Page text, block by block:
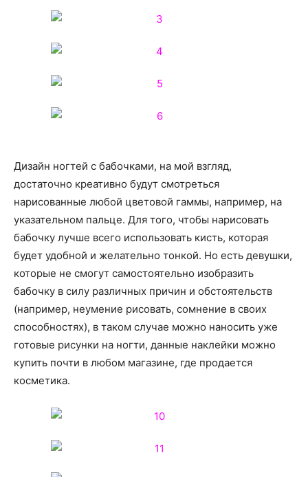
Дизайн ногтей с бабочками, на мой взгляд,
достаточно креативно будут смотреться
нарисованные любой цветовой гаммы, например, на
указательном пальце. Для того, чтобы нарисовать
бабочку лучше всего использовать кисть, которая
будет удобной и желательно тонкой. Но есть девушки,
которые не смогут самостоятельно изобразить
бабочку в силу различных причин и обстоятельств
(например, неумение рисовать, сомнение в своих
способностях), в таком случае можно наносить уже
готовые рисунки на ногти, данные наклейки можно
купить почти в любом магазине, где продается
косметика.